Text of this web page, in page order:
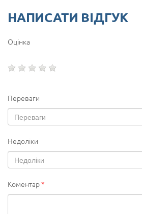
НАПИСАТИ ВІДГУК
Оцінка
Переваги
Недоліки
Коментар*